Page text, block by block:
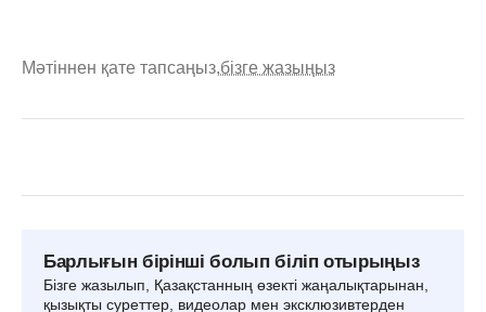
Мәтіннен қате тапсаңыз,бізге жазыңыз
Барлығын бірінші болып біліп отырыңыз
Бізге жазылып, Қазақстанның өзекті жаңалықтарынан,
қызықты суреттер, видеолар мен эксклюзивтерден